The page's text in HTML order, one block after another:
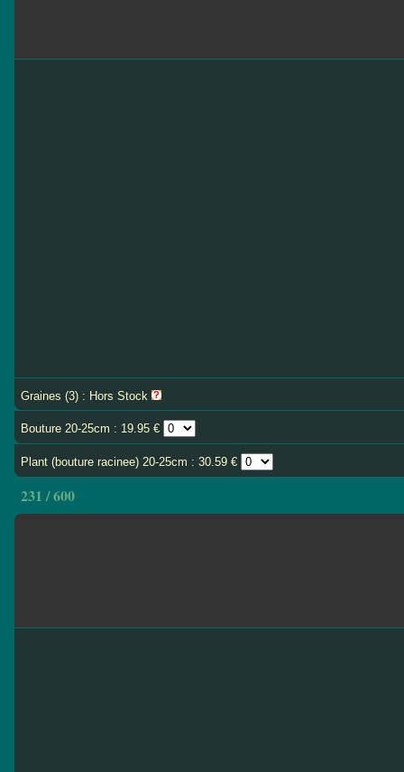
Graines (3) : Hors Stock
Bouture 20-25cm : 19.95 €
Plant (bouture racinee) 20-25cm : 30.59 €
231 / 600